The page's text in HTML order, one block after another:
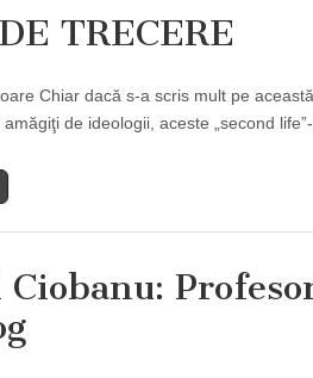
TRECERE
Chiar dacă s-a scris mult pe
de ideologii, aceste „second
Ciobanu: